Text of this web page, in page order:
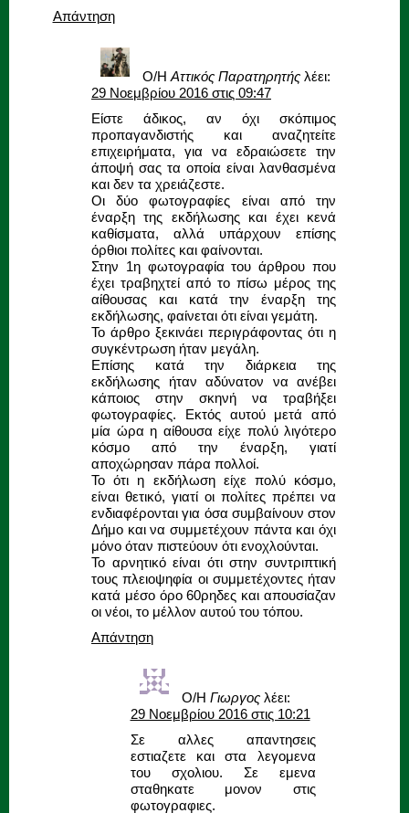
Απάντηση
Ο/Η Αττικός Παρατηρητής λέει:
29 Νοεμβρίου 2016 στις 09:47
Είστε άδικος, αν όχι σκόπιμος
προπαγανδιστής και αναζητείτε
επιχειρήματα, για να εδραιώσετε την
άποψή σας τα οποία είναι λανθασμένα
και δεν τα χρειάζεστε.
Οι δύο φωτογραφίες είναι από την
έναρξη της εκδήλωσης και έχει κενά
καθίσματα, αλλά υπάρχουν επίσης
όρθιοι πολίτες και φαίνονται.
Στην 1η φωτογραφία του άρθρου που
έχει τραβηχτεί από το πίσω μέρος της
αίθουσας και κατά την έναρξη της
εκδήλωσης, φαίνεται ότι είναι γεμάτη.
Το άρθρο ξεκινάει περιγράφοντας ότι η
συγκέντρωση ήταν μεγάλη.
Επίσης κατά την διάρκεια της
εκδήλωσης ήταν αδύνατον να ανέβει
κάποιος στην σκηνή να τραβήξει
φωτογραφίες. Εκτός αυτού μετά από
μία ώρα η αίθουσα είχε πολύ λιγότερο
κόσμο από την έναρξη, γιατί
αποχώρησαν πάρα πολλοί.
Το ότι η εκδήλωση είχε πολύ κόσμο,
είναι θετικό, γιατί οι πολίτες πρέπει να
ενδιαφέρονται για όσα συμβαίνουν στον
Δήμο και να συμμετέχουν πάντα και όχι
μόνο όταν πιστεύουν ότι ενοχλούνται.
Το αρνητικό είναι ότι στην συντριπτική
τους πλειοψηφία οι συμμετέχοντες ήταν
κατά μέσο όρο 60ρηδες και απουσίαζαν
οι νέοι, το μέλλον αυτού του τόπου.
Απάντηση
Ο/Η Γιωργος λέει:
29 Νοεμβρίου 2016 στις 10:21
Σε αλλες απαντησεις
εστιαζετε και στα λεγομενα
του σχολιου. Σε εμενα
σταθηκατε μονον στις
φωτογραφιες.